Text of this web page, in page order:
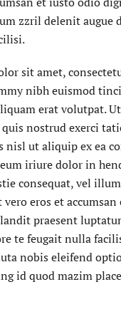
zzril delenit augue
sit amet,
nibh euismod
erat volutpat.
nostrud exerci
ut aliquip ex ea
iriure dolor in
consequat, vel
eros et
praesent
te feugait nulla
nobis eleifend
id quod mazim